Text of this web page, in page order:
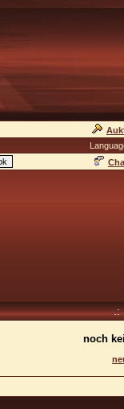
.:
noch